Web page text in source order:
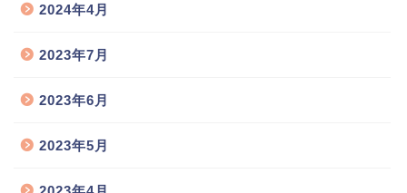
2024年4月
2023年7月
2023年6月
2023年5月